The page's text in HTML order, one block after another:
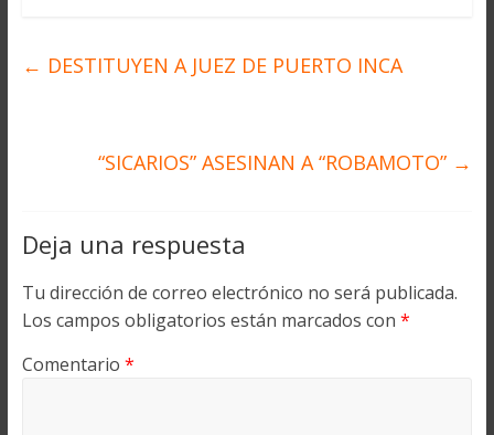
← DESTITUYEN A JUEZ DE PUERTO INCA
“SICARIOS” ASESINAN A “ROBAMOTO” →
Deja una respuesta
Tu dirección de correo electrónico no será publicada.
Los campos obligatorios están marcados con *
Comentario *